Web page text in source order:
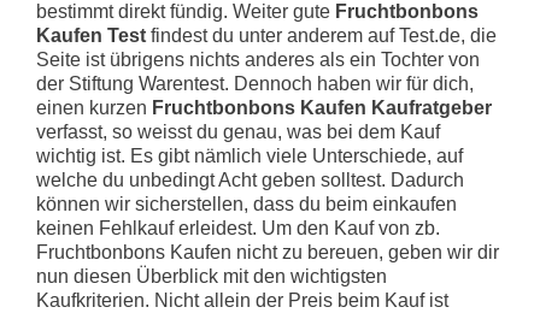
bestimmt direkt fündig. Weiter gute Fruchtbonbons
Kaufen Test findest du unter anderem auf Test.de, die
Seite ist übrigens nichts anderes als ein Tochter von
der Stiftung Warentest. Dennoch haben wir für dich,
einen kurzen Fruchtbonbons Kaufen Kaufratgeber
verfasst, so weisst du genau, was bei dem Kauf
wichtig ist. Es gibt nämlich viele Unterschiede, auf
welche du unbedingt Acht geben solltest. Dadurch
können wir sicherstellen, dass du beim einkaufen
keinen Fehlkauf erleidest. Um den Kauf von zb.
Fruchtbonbons Kaufen nicht zu bereuen, geben wir dir
nun diesen Überblick mit den wichtigsten
Kaufkriterien. Nicht allein der Preis beim Kauf ist